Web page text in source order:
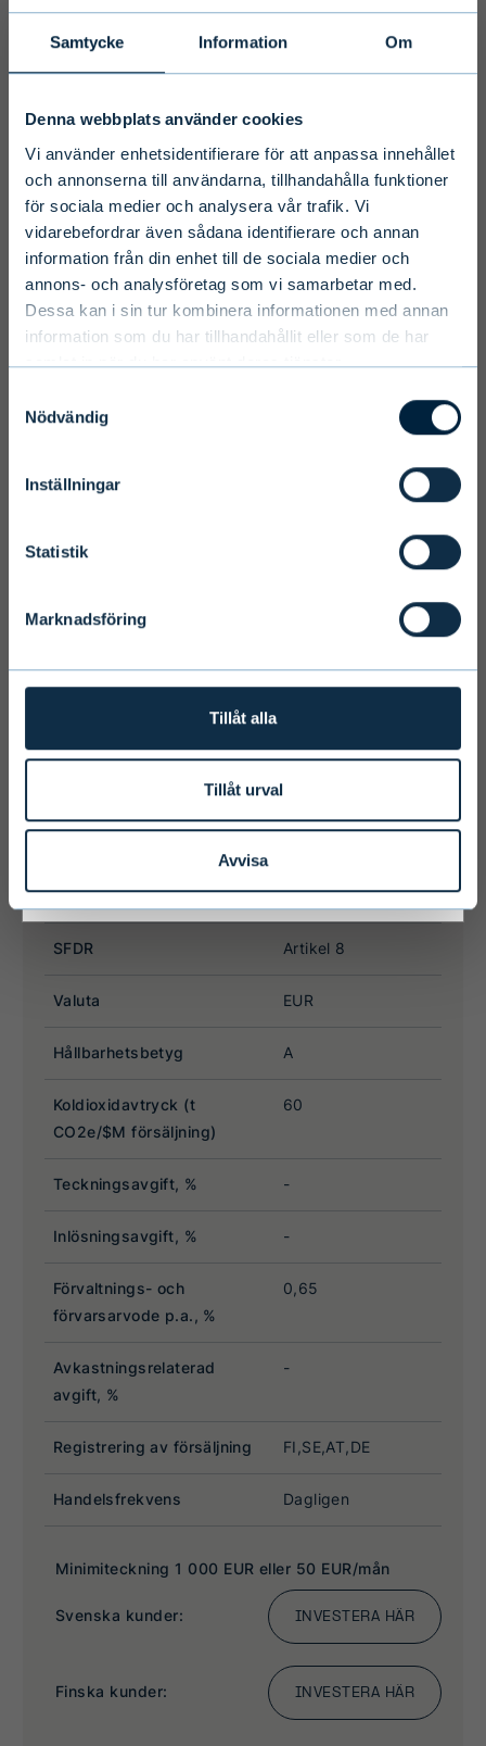
Samtycke Information Om
Denna webbplats använder cookies
Vi använder enhetsidentifierare för att anpassa innehållet
och annonserna till användarna, tillhandahålla funktioner
för sociala medier och analysera vår trafik. Vi
vidarebefordrar även sådana identifierare och annan
information från din enhet till de sociala medier och
annons- och analysföretag som vi samarbetar med.
Dessa kan i sin tur kombinera informationen med annan
information som du har tillhandahållit eller som de har
samlat in när du har använt deras tjänster.
Nödvändig
Inställningar
Statistik
Marknadsföring
Tillåt alla
Tillåt urval
Avvisa
Primary
Disclaimer
To ensure we serve you with the most
relevant information please select your
language, country and investor type.
Select country
Select language
Terms and conditions
We ask you to take into account the
services to states outside of the EEA or
to citizens of these states may be
license. Users of the website are
personally responsible for any national
I ACCEPT & ENTER